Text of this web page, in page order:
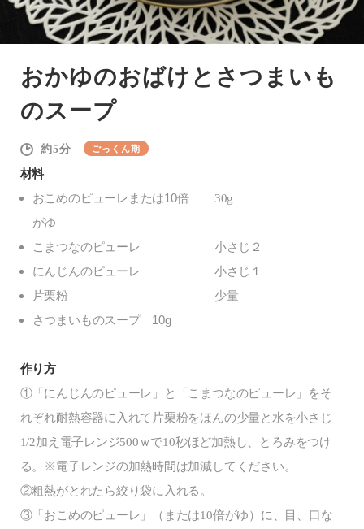
おかゆのおばけとさつまいも
のスープ
5 ごっくん期
材料
おこめのピューレまたは10倍
がゆ
30g
こまつなのピューレ 小さじ２
にんじんのピューレ 小さじ１
片栗粉 少量
さつまいものスープ 10g
作り方
①「にんじんのピューレ」と「こまつなのピューレ」をそ
れぞれ耐熱容器に入れて片栗粉をほんの少量と水を小さじ
1/2加え電子レンジ500ｗで10秒ほど加熱し、とろみをつけ
る。※電子レンジの加熱時間は加減してください。
②粗熱がとれたら絞り袋に入れる。
③「おこめのピューレ」（または10倍がゆ）に、目、口な